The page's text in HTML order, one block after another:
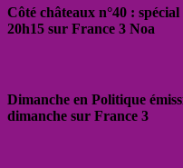
Côté châteaux n°40 :
20h15 sur France 3 Noa
Dimanche en Politique
dimanche sur France 3